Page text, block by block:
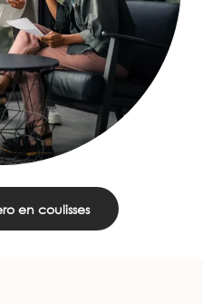
en coulisses